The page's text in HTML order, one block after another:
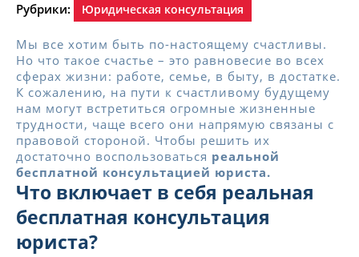
Рубрики: Юридическая консультация
Мы все хотим быть по-настоящему счастливы.
Но что такое счастье – это равновесие во всех
сферах жизни: работе, семье, в быту, в достатке.
К сожалению, на пути к счастливому будущему
нам могут встретиться огромные жизненные
трудности, чаще всего они напрямую связаны с
правовой стороной. Чтобы решить их
достаточно воспользоваться реальной
бесплатной консультацией юриста.
Что включает в себя реальная
бесплатная консультация
юриста?